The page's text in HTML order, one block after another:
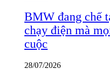
BMW đang chế
chạy điện mà
cuộc
28/07/2026